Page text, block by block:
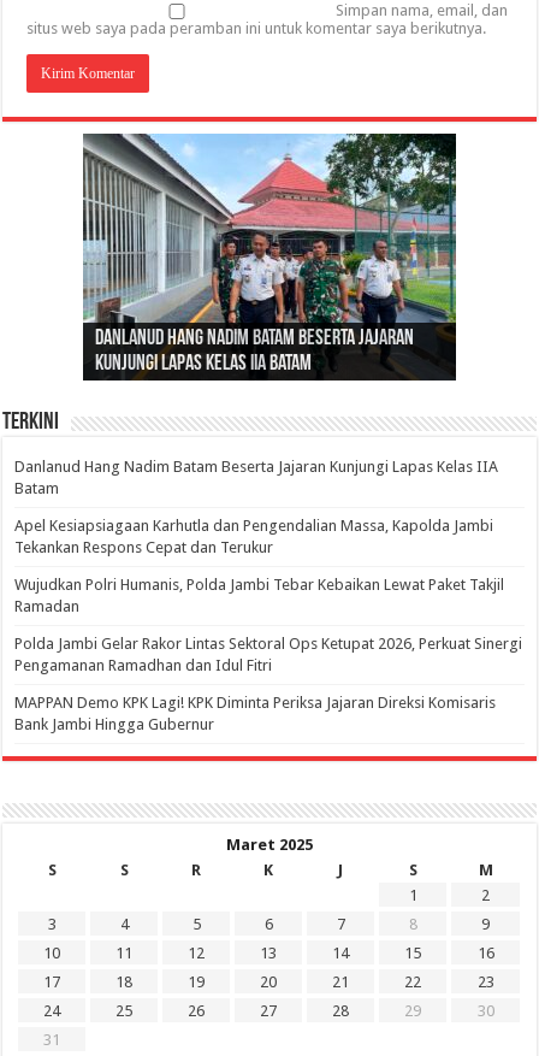
Simpan nama, email, dan
situs web saya pada peramban ini untuk komentar saya berikutnya.
Danlanud Hang Nadim Batam Beserta Jajaran
Kunjungi Lapas Kelas IIA Batam
Silaturahmi dan Reses Komite I DPD RI di Polda
Jambi Bahas Sinergitas Penanganan Narkotika
Gubernur Al Haris: Lomba Cerdas Cermat Sarana
Edukasi Pembentukan Karakter Generasi
Penerus
Gubernur Al Haris Dorong Koperasi Merah Putih
Cepat Beroperasi Agar Bisa Layani Masyarakat
Penuhi Kebutuhannya
Sosok Fenomenal yang Menggetarkan
Nusantara: Ratu Wangsa, Wanita Berkelas
dengan Pengaruh Internasional
Terkini
Danlanud Hang Nadim Batam Beserta Jajaran Kunjungi Lapas Kelas IIA
Batam
Apel Kesiapsiagaan Karhutla dan Pengendalian Massa, Kapolda Jambi
Tekankan Respons Cepat dan Terukur
Wujudkan Polri Humanis, Polda Jambi Tebar Kebaikan Lewat Paket Takjil
Ramadan
Polda Jambi Gelar Rakor Lintas Sektoral Ops Ketupat 2026, Perkuat Sinergi
Pengamanan Ramadhan dan Idul Fitri
‎MAPPAN Demo KPK Lagi! KPK Diminta Periksa Jajaran Direksi Komisaris
Bank Jambi Hingga Gubernur ‎
Maret 2025
S
S R K J S
M
1
2
3
4 5 6 7 8
9
10
11 12 13 14 15
16
17
18 19 20 21 22
23
24
25 26 27 28 29
30
31